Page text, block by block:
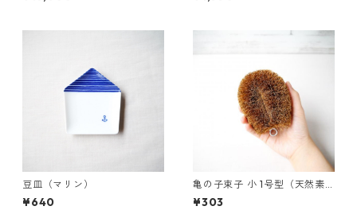
豆皿（マリン）
¥640
亀の子束子 小 1号型（天然素
材）
¥303